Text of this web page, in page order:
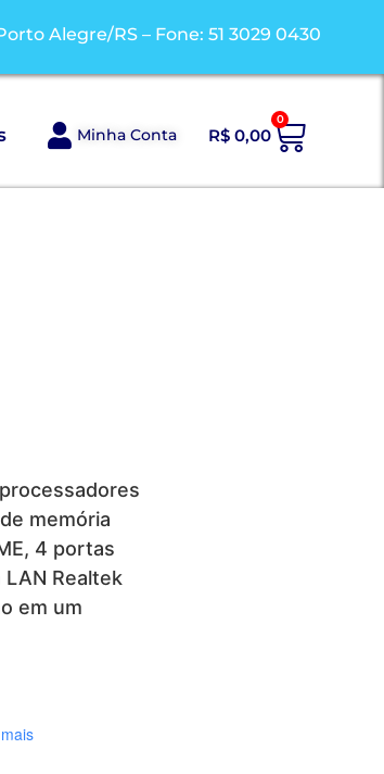
Alegre/RS – Fone: 51 3029 0430
Minha Conta R$ 0,00
0
memória
4 portas
LAN Realtek
em um